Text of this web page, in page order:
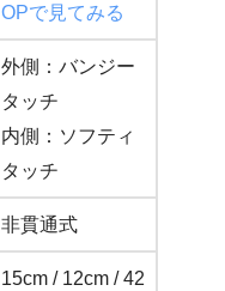
OPで見てみる
外側：バンジー
タッチ
内側：ソフティ
タッチ
非貫通式
15cm / 12cm / 42